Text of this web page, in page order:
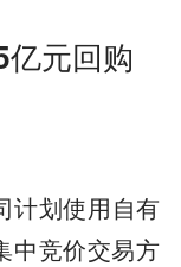
元回购
计划使用自有
中竞价交易方